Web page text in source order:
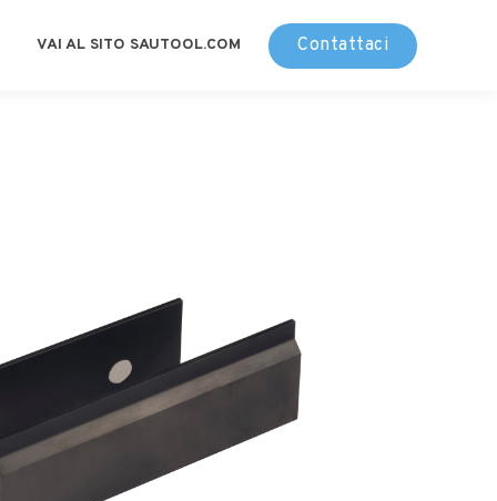
VAI AL SITO SAUTOOL.COM Contattaci